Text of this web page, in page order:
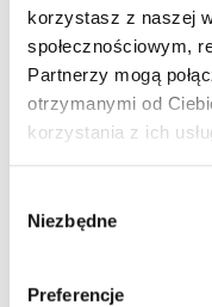
korzystasz z naszej
społecznościowym,
Partnerzy mogą
otrzymanymi od
korzystania z ich
zgody
Niezbędne
Preferencje
lojalnościowego oraz
nim klientów
przewodniku “Jak
program